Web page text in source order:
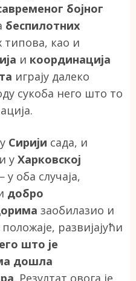
бојног
беспилотних
типова, као и
и координација
играју далеко
сукоба него што то
Сирији сада, и
у Харковској
у оба случаја,
добро
заобилазио и
развијајући
што је
дошла
. Резултат овога је